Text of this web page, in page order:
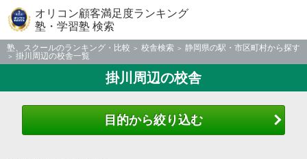
オリコン顧客満足度ランキング
塾・学習塾 検索
塾、スクールのランキング・比較 校舎検索
静岡県の駅・市区町村から探す
掛川周辺の校舎一覧
掛川周辺の校舎
目的から絞り込む